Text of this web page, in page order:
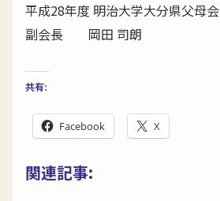
平成28年度 明治大学大分県父母会
副会長 岡田 司朗
共有:
Facebook X
関連記事: